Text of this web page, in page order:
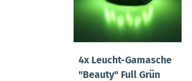
4x Leucht-Gamasche
"Beauty" Full Grün